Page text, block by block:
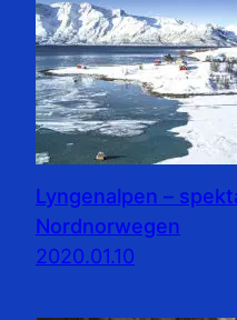
Lyngenalpen –
Nordnorwegen
2020.01.10